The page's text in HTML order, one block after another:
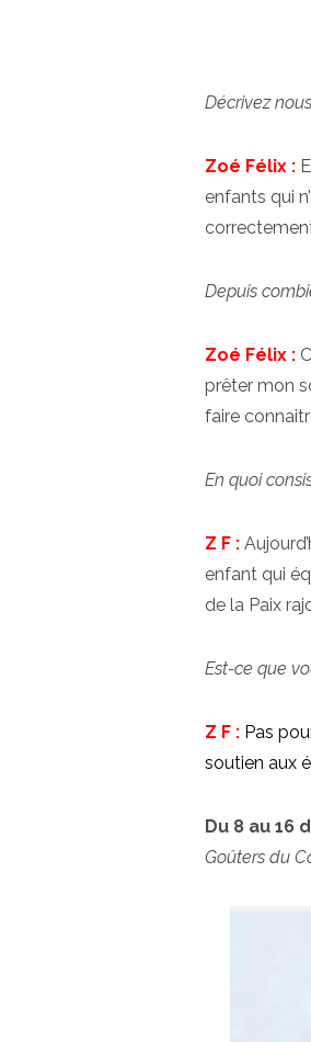
Décrivez
Zoé Félix :
enfants qui
Depuis
Zoé Félix :
prêter mon
faire
En quoi
Z F :
enfant qui
de la Paix
Est-ce que
Z F : Pas
soutien aux
Du 8 au 16
Goûters du